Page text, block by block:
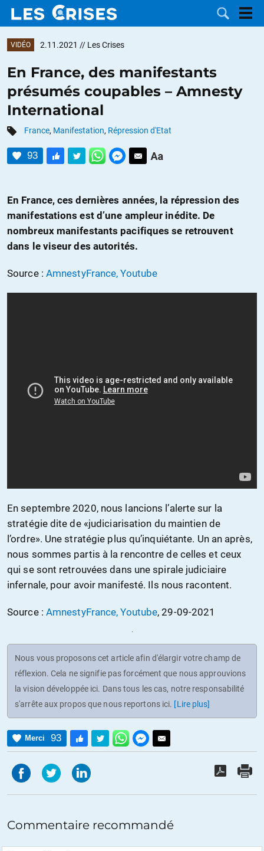
LES
DOSSIERS
CATÉGORIES
MOTS CLÉS
CONTACTER
FAIRE UN
DON
VIDÉO 2.11.2021 // Les Crises
En France, des manifestants
présumés coupables – Amnesty
International
France, Manifestation, Répression d'Etat
93
En France, ces dernières années, la répression des
manifestations est d’une ampleur inédite. De
nombreux manifestants pacifiques se retrouvent
dans le viseur des autorités.
Source : AmnestyFrance, Youtube
En septembre 2020, nous lancions l’alerte sur la
stratégie dite de «judiciarisation du maintien de
l’ordre». Une stratégie plus qu’inquiétante. Un an après,
nous sommes partis à la rencontre de celles et ceux
qui se sont retrouvées dans une spirale judiciaire
infernale, pour avoir manifesté. Ils nous racontent.
Source : AmnestyFrance, Youtube, 29-09-2021
Nous vous proposons cet article afin d'élargir votre champ de
réflexion. Cela ne signifie pas forcément que nous approuvions
la vision développée ici. Dans tous les cas, notre responsabilité
s'arrête aux propos que nous reportons ici. [Lire plus]
Merci 93
Commentaire recommandé